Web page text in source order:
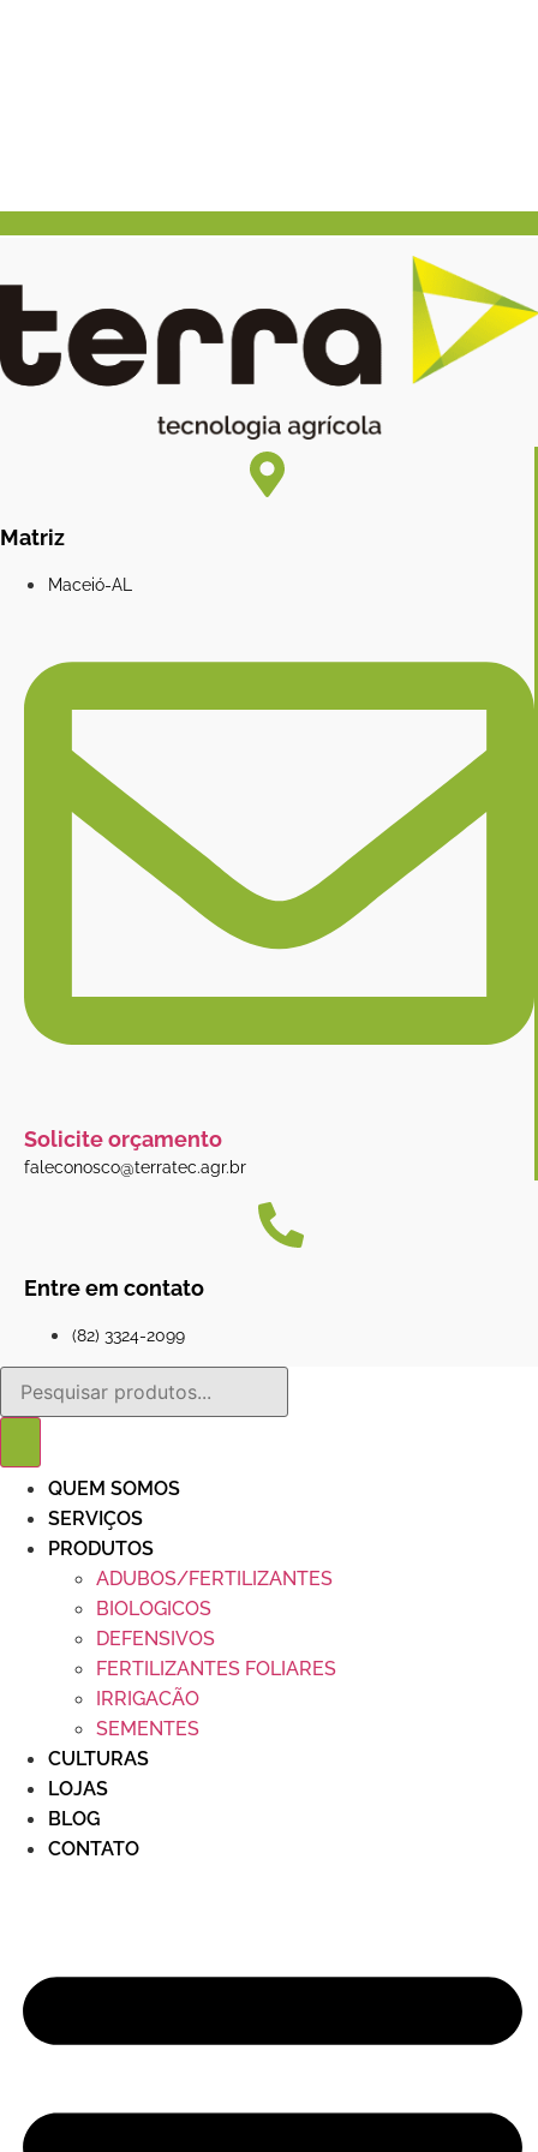
Matriz
Maceió-AL
Solicite orçamento
faleconosco@terratec.agr.br
Entre em contato
(82) 3324-2099
Pesquisar
produtos
QUEM SOMOS
SERVIÇOS
PRODUTOS
ADUBOS/FERTILIZANTES
BIOLOGICOS
DEFENSIVOS
FERTILIZANTES FOLIARES
IRRIGACÃO
SEMENTES
CULTURAS
LOJAS
BLOG
CONTATO